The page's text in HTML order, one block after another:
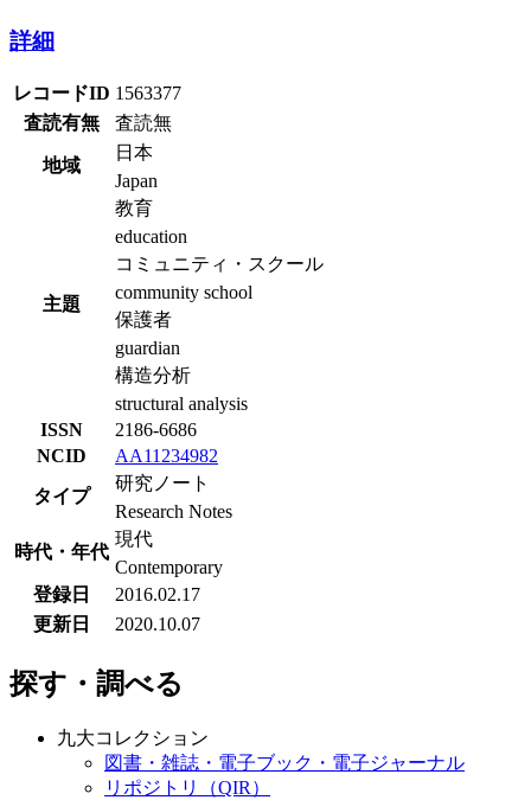
詳細
レコードID 1563377
査読有無
査読無
地域
日本
Japan
主題
教育
education
コミュニティ・スクール
community school
保護者
guardian
構造分析
structural analysis
ISSN
2186-6686
NCID
AA11234982
タイプ
研究ノート
Research Notes
時代・年代
現代
Contemporary
登録日
2016.02.17
更新日
2020.10.07
探す・調べる
九大コレクション
図書・雑誌・電子ブック・電子ジャーナル
リポジトリ（QIR）